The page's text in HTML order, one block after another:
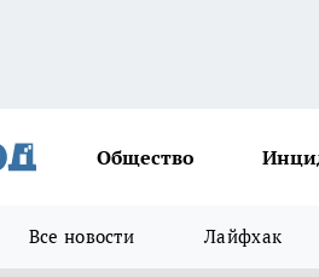
Общество
Все новости Лайфхак